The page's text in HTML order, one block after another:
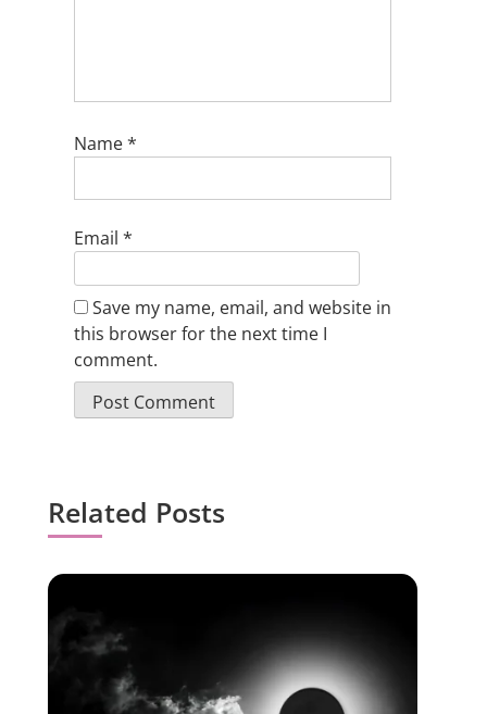
Name*
Email *
Save my name, email, and website in
this browser for the next time I
comment.
Related Posts